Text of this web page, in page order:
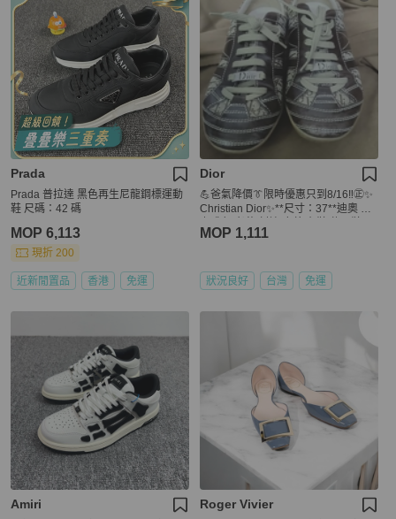
Prada
Prada 普拉達 黑色再生尼龍鋼標運動
鞋 尺碼：42 碼
MOP 6,113
現折 200
近新閒置品 香港 免運
Dior
💪爸氣降價👔限時優惠只到8/16‼️㊣✨
Christian Dior✨**尺寸：37**迪奧 CD
手鞋/保證正品🌳二手樹屋🌳
MOP 1,111
狀況良好 台灣 免運
Amiri Roger Vivier